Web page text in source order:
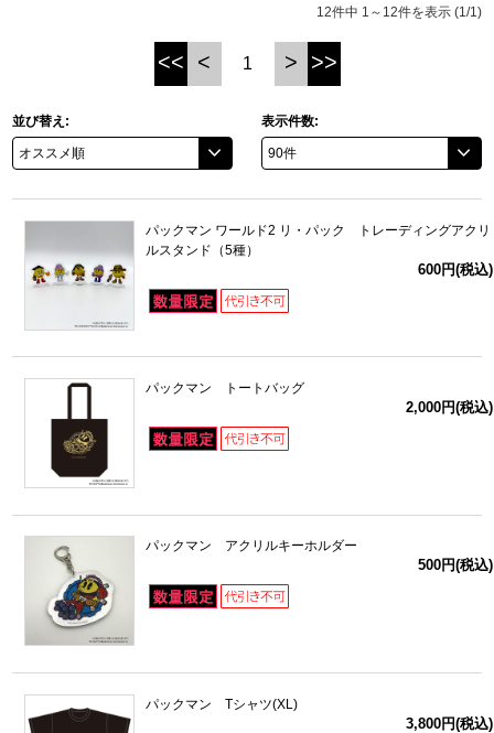
ドラゴンボール
ラブライブ！サンシャイン‼
ラブライブ！スーパースター!!
アイドリッシュセブン
モフモフパレード
12件中 1～12件を表示 (1/1)
<< < 1 > >>
並び替え: 表示件数:
パックマン ワールド2 リ・パック トレーディングアクリ
ルスタンド（5種）
600円(税込)
パックマン トートバッグ
2,000円(税込)
パックマン アクリルキーホルダー
500円(税込)
パックマン Tシャツ(XL)
3,800円(税込)